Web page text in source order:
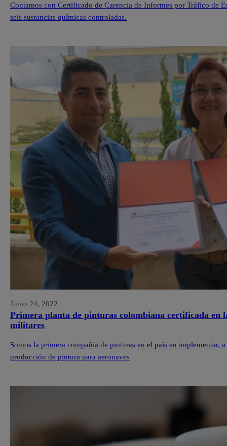
Contamos con Certificado de Carencia de Informes por Tráfico de
seis sustancias químicas controladas.
Junio 24, 2022
Primera planta de pinturas colombiana certificada en
militares
Somos la primera compañía de pinturas en el país en implementar,
producción de pintura para aeronaves